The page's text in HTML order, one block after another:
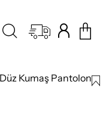
Kumaş Pantolon